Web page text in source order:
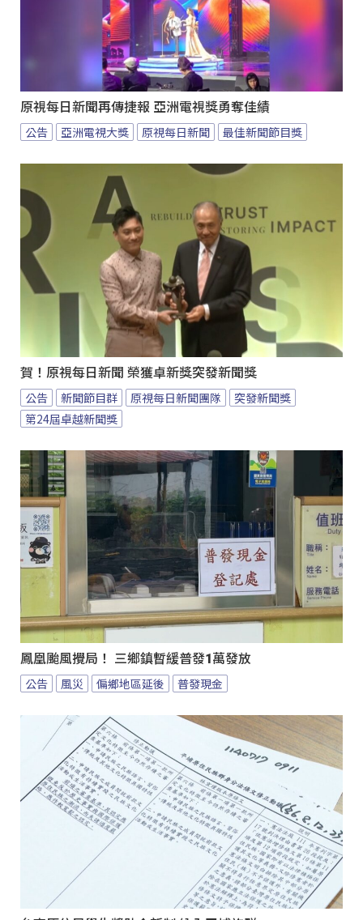
原視每日新聞再傳捷報 亞洲電視獎勇奪佳績
公告 亞洲電視大獎 原視每日新聞 最佳新聞節目獎
賀！原視每日新聞 榮獲卓新獎突發新聞獎
公告 新聞節目群 原視每日新聞團隊
突發新聞獎
第24屆卓越新聞獎
鳳凰颱風攪局！ 三鄉鎮暫緩普發1萬發放
公告 風災 偏鄉地區延後 普發現金